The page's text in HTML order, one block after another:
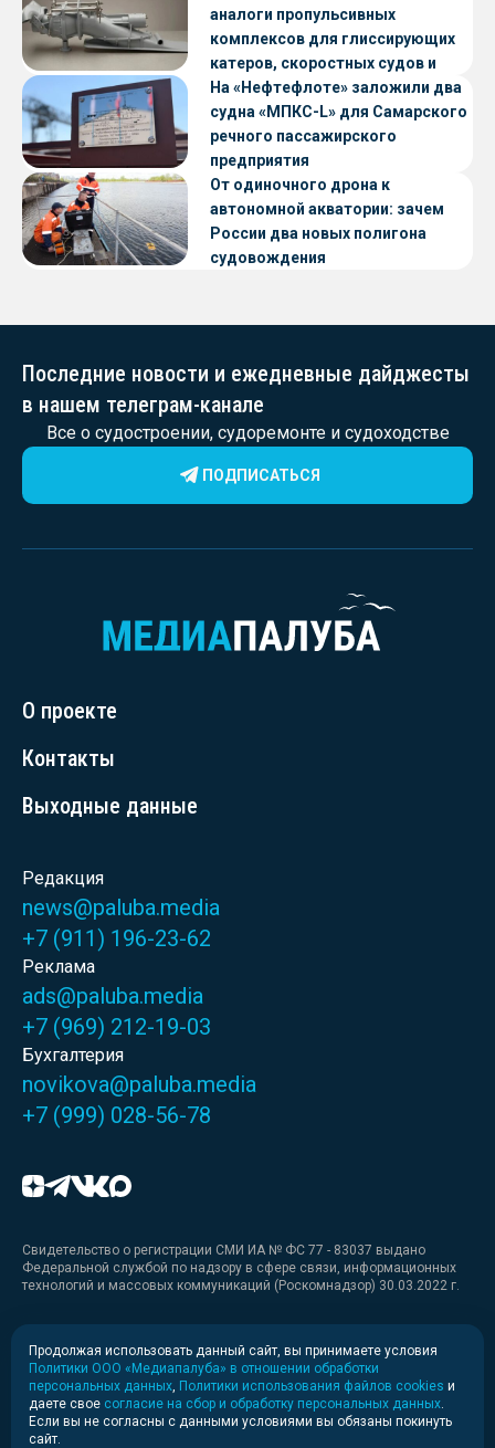
аналоги пропульсивных
комплексов для глиссирующих
катеров, скоростных судов и
судов с малой осадкой
На «Нефтефлоте» заложили два
судна «МПКС-L» для Самарского
речного пассажирского
предприятия
От одиночного дрона к
автономной акватории: зачем
России два новых полигона
судовождения
Последние новости и ежедневные дайджесты
в нашем телеграм-канале
Все о судостроении, судоремонте и судоходстве
ПОДПИСАТЬСЯ
О проекте
Контакты
Выходные данные
Редакция
news@paluba.media
+7 (911) 196-23-62
Реклама
ads@paluba.media
+7 (969) 212-19-03
Бухгалтерия
novikova@paluba.media
+7 (999) 028-56-78
Свидетельство о регистрации СМИ ИА № ФС 77 - 83037 выдано
Федеральной службой по надзору в сфере связи, информационных
технологий и массовых коммуникаций (Роскомнадзор) 30.03.2022 г.
Медиакит
Медиакит для печати
Политика конфиденциальности
Продолжая использовать данный сайт, вы принимаете условия
Политики ООО «Медиапалуба» в отношении обработки
персональных данных Политики использования файлов cookies и
даете свое согласие на сбор и обработку персональных данных
Если вы не согласны с данными условиями вы обязаны покинуть
сайт.